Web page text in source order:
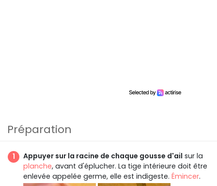
Préparation
Appuyer sur la racine de chaque gousse d'ail sur la
planche, avant d'éplucher. La tige intérieure doit être
enlevée appelée germe, elle est indigeste. Émincer.